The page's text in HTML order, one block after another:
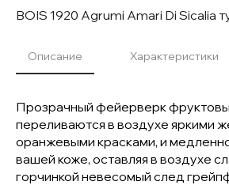
BOIS 1920 Agrumi Amari Di Sicalia
Описание Характеристики
Прозрачный фейерверк
переливаются в воздухе яркими
оранжевыми красками, и
вашей коже, оставляя в воздухе
горчинкой невесомый след